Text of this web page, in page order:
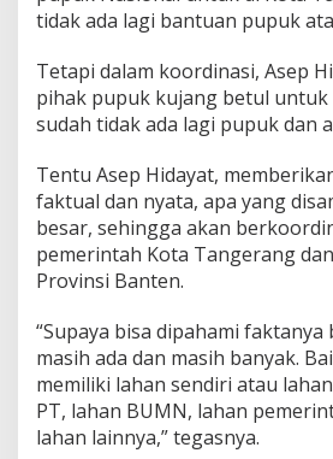
tidak ada lagi bantuan pupuk
Tetapi dalam koordinasi, Asep
pihak pupuk kujang betul
sudah tidak ada lagi pupuk dan
Tentu Asep Hidayat,
faktual dan nyata, apa yang
besar, sehingga akan
pemerintah Kota Tangerang
Provinsi Banten.
“Supaya bisa dipahami faktanya
masih ada dan masih banyak.
memiliki lahan sendiri atau
PT, lahan BUMN, lahan
lahan lainnya,” tegasnya.